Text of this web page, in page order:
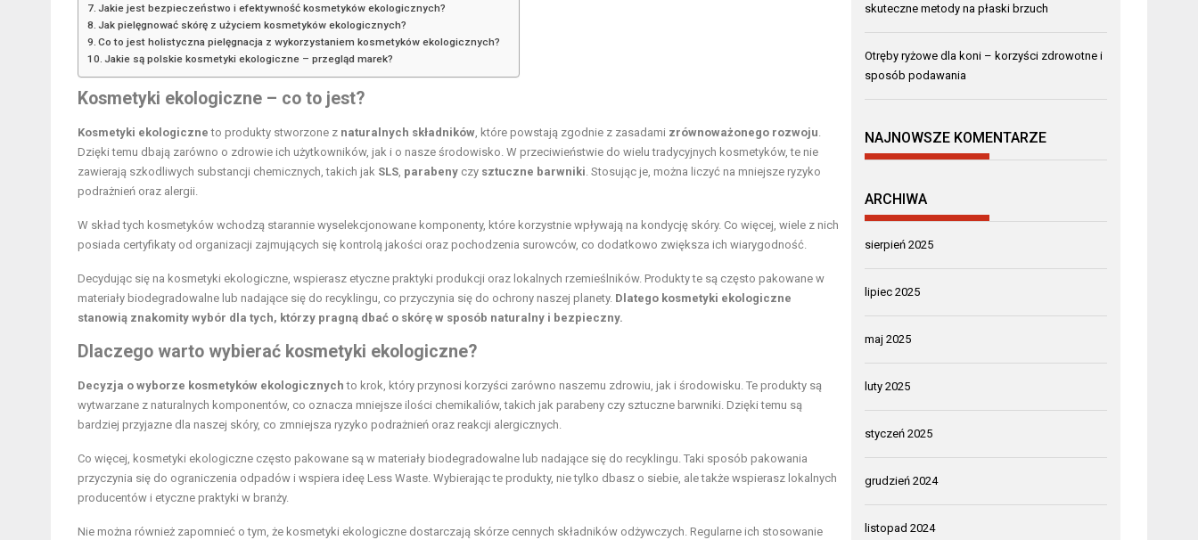
Jakie jest bezpieczeństwo i efektywność kosmetyków ekologicznych?
Jak pielęgnować skórę z użyciem kosmetyków ekologicznych?
Co to jest holistyczna pielęgnacja z wykorzystaniem kosmetyków ekologicznych?
Jakie są polskie kosmetyki ekologiczne – przegląd marek?
Kosmetyki ekologiczne – co to jest?
Kosmetyki ekologiczne to produkty stworzone z naturalnych składników , które powstają zgodnie z zasadami zrównoważonego rozwoju
Dzięki temu dbają zarówno o zdrowie ich użytkowników, jak i o nasze środowisko. W przeciwieństwie do wielu tradycyjnych kosmetyków, te nie
zawierają szkodliwych substancji chemicznych, takich jak SLS parabeny czy sztuczne barwniki . Stosując je, można liczyć na mniejsze ryzyko
podrażnień oraz alergii.
W skład tych kosmetyków wchodzą starannie wyselekcjonowane komponenty, które korzystnie wpływają na kondycję skóry. Co więcej, wiele z nich
posiada certyfikaty od organizacji zajmujących się kontrolą jakości oraz pochodzenia surowców, co dodatkowo zwiększa ich wiarygodność.
Decydując się na kosmetyki ekologiczne, wspierasz etyczne praktyki produkcji oraz lokalnych rzemieślników. Produkty te są często pakowane w
materiały biodegradowalne lub nadające się do recyklingu, co przyczynia się do ochrony naszej planety. Dlatego kosmetyki ekologiczne
stanowią znakomity wybór dla tych, którzy pragną dbać o skórę w sposób naturalny i bezpieczny.
Dlaczego warto wybierać kosmetyki ekologiczne?
Decyzja o wyborze kosmetyków ekologicznych to krok, który przynosi korzyści zarówno naszemu zdrowiu, jak i środowisku. Te produkty są
wytwarzane z naturalnych komponentów, co oznacza mniejsze ilości chemikaliów, takich jak parabeny czy sztuczne barwniki. Dzięki temu są
bardziej przyjazne dla naszej skóry, co zmniejsza ryzyko podrażnień oraz reakcji alergicznych.
Co więcej, kosmetyki ekologiczne często pakowane są w materiały biodegradowalne lub nadające się do recyklingu. Taki sposób pakowania
przyczynia się do ograniczenia odpadów i wspiera ideę Less Waste. Wybierając te produkty, nie tylko dbasz o siebie, ale także wspierasz lokalnych
producentów i etyczne praktyki w branży.
Nie można również zapomnieć o tym, że kosmetyki ekologiczne dostarczają skórze cennych składników odżywczych. Regularne ich stosowanie
skuteczne metody na płaski brzuch
Otręby ryżowe dla koni – korzyści zdrowotne i
sposób podawania
NAJNOWSZE KOMENTARZE
ARCHIWA
sierpień 2025
lipiec 2025
maj 2025
luty 2025
styczeń 2025
grudzień 2024
listopad 2024